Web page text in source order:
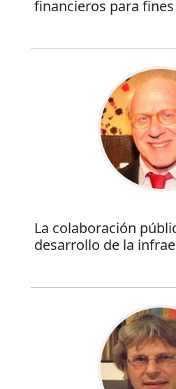
financieros para
La colaboración
desarrollo de la